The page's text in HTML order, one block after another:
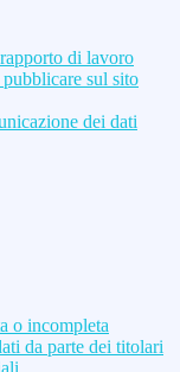
di lavoro
sul sito
dei dati
o incompleta
da parte dei titolari